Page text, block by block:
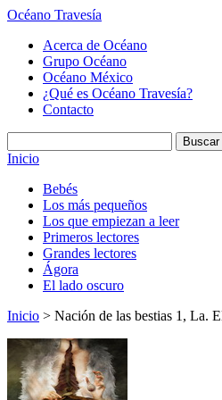
Océano Travesía
Acerca de Océano
Grupo Océano
Océano México
¿Qué es Océano Travesía?
Contacto
Inicio
Bebés
Los más pequeños
Los que empiezan a leer
Primeros lectores
Grandes lectores
Ágora
El lado oscuro
Inicio > Nación de las bestias 1, La.